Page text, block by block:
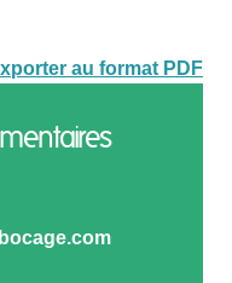
au format PDF